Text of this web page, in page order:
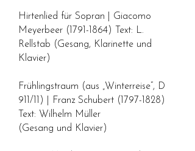
Hirtenlied für Sopran | Giacomo
Meyerbeer (1791-1864)
Text: L.
Rellstab (Gesang, Klarinette und
Klavier)
Frühlingstraum (aus „Winterreise“, D
911/11) | Franz Schubert (1797-1828)
Text: Wilhelm Müller
(Gesang und Klavier)